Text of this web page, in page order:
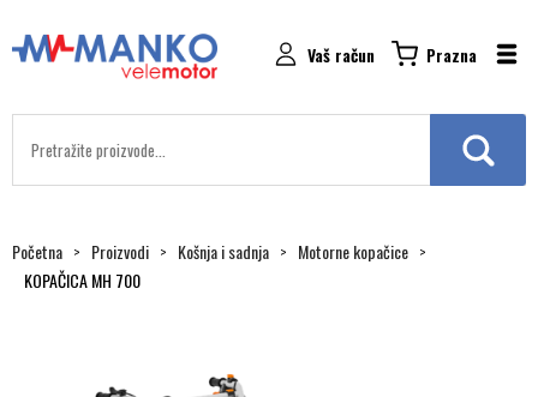
Vaš račun Prazna
Početna Proizvodi Košnja i sadnja
Motorne kopačice
KOPAČICA MH 700